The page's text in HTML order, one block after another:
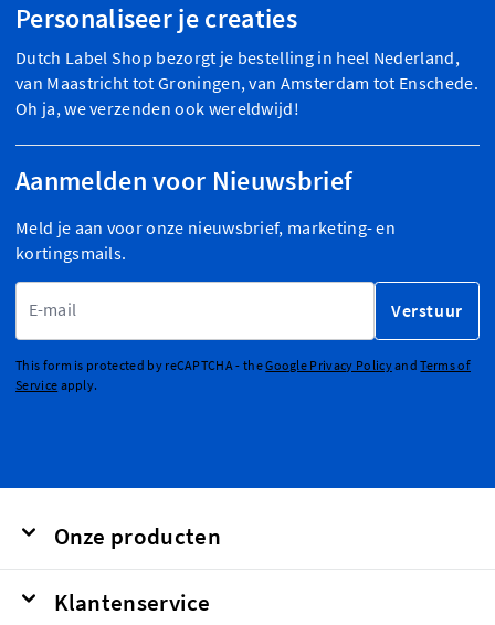
Personaliseer je creaties
Dutch Label Shop bezorgt je bestelling in heel Nederland,
van Maastricht tot Groningen, van Amsterdam tot Enschede.
Oh ja, we verzenden ook wereldwijd!
Aanmelden voor Nieuwsbrief
Meld je aan voor onze nieuwsbrief, marketing- en
kortingsmails.
Verstuur
This form is protected by reCAPTCHA - theGoogle Privacy PolicyandTerms of
Service apply.
Onze producten
Klantenservice